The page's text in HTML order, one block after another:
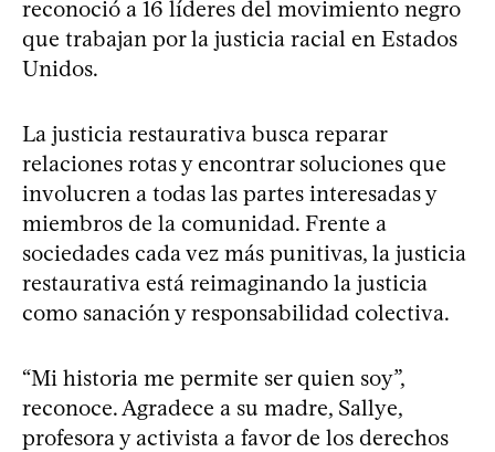
reconoció a 16 líderes del movimiento negro
que trabajan por la justicia racial en Estados
Unidos.
La justicia restaurativa busca reparar
relaciones rotas y encontrar soluciones que
involucren a todas las partes interesadas y
miembros de la comunidad. Frente a
sociedades cada vez más punitivas, la justicia
restaurativa está reimaginando la justicia
como sanación y responsabilidad colectiva.
“Mi historia me permite ser quien soy”,
reconoce. Agradece a su madre, Sallye,
profesora y activista a favor de los derechos